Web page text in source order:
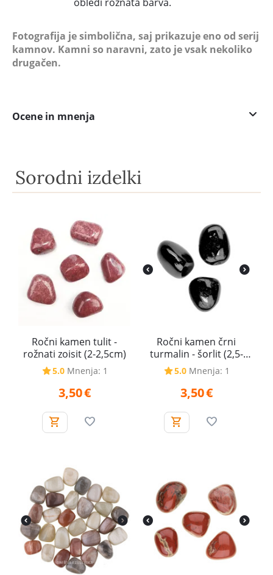
Fotografija je simbolična, saj prikazuje eno od serij
kamnov. Kamni so naravni, zato je vsak nekoliko
drugačen.
Ocene in mnenja
Sorodni izdelki
Ročni kamen tulit -
rožnati zoisit (2-2,5cm)
5.0 Mnenja: 1
3,50€
Ročni kamen črni
turmalin - šorlit (2,5-
3cm)
5.0 Mnenja: 1
3,50€